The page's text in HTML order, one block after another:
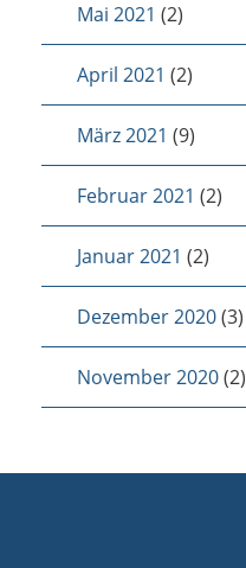
Mai 2021 (2)
April 2021 (2)
März 2021 (9)
Februar 2021 (2)
Januar 2021 (2)
Dezember 2020(3)
November 2020(2)